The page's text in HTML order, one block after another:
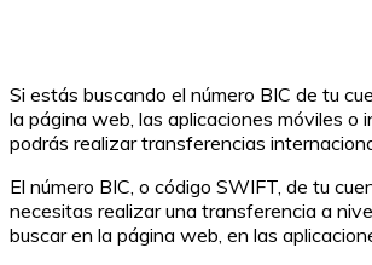
Si estás buscando el número BIC de tu
la página web, las aplicaciones móviles o
podrás realizar transferencias
El número BIC, o código SWIFT, de tu
necesitas realizar una transferencia a
buscar en la página web, en las